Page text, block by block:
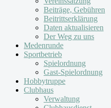
Beiträge, Gebühren
Beitrittserklärung
Daten aktualisieren
Der Weg zu uns
Medenrunde
Sportbetrieb
Spielordnung
Gast-Spielordnung
Hobbytruppe
Clubhaus
Verwaltung